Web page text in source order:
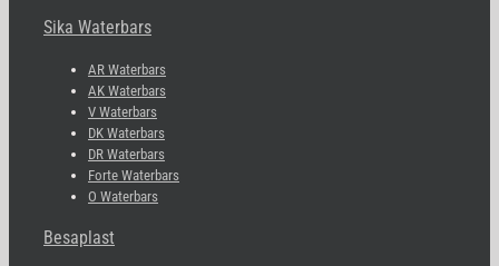
Sika Waterbars
AR Waterbars
AK Waterbars
V Waterbars
DK Waterbars
DR Waterbars
Forte Waterbars
O Waterbars
Besaplast